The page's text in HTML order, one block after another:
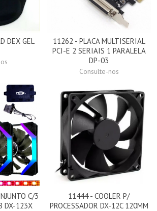
DEX GEL
11262 - PLACA MULTISERIAL
PCI-E 2 SERIAIS 1 PARALELA
DP-03
Consulte-nos
C/3
DX-123X
11444 - COOLER P/
PROCESSADOR DX-12C 120MM